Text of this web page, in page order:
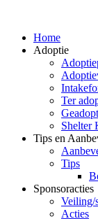
Home
Adoptie
Ter
Shelter
Tips en
Tips
Sponsoracties
Veiling/
Acties